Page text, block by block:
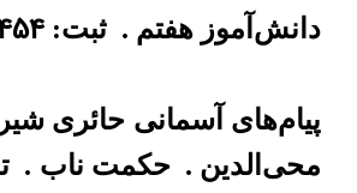
دانش‌آموز هفتم . ثبت:2454
پیام‌های آسمانی حائری
محی‌الدین . حکمت ناب .